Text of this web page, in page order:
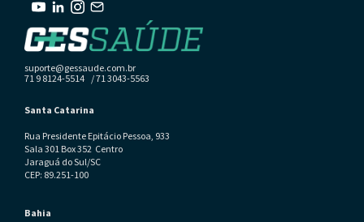
suporte@gessaude.com.br
71 9 8124-5514 / 71 3043-5563
Santa Catarina
Rua Presidente Epitácio Pessoa, 933
Sala 301 Box 352 Centro
Jaraguá do Sul/SC
CEP: 89.251-100
Bahia